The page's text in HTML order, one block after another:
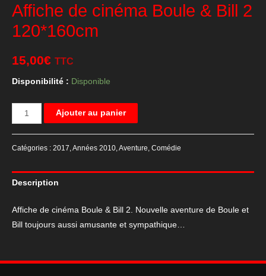
Affiche de cinéma Boule & Bill 2
120*160cm
15,00€ TTC
Disponibilité : Disponible
quantité
de
cinéma
Boule
Bill
2
Ajouter au panier
Catégories : 2017,Années 2010,Aventure, Comédie
Description
Affiche de cinéma Boule & Bill 2. Nouvelle aventure de Boule et
Bill toujours aussi amusante et sympathique…